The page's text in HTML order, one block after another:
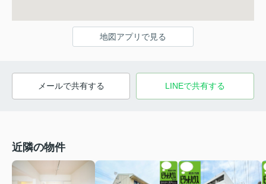
地図アプリで見る
メールで共有する LINEで共有する
近隣の物件